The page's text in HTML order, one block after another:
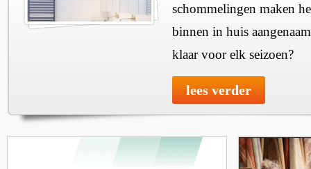
schommelingen maken
binnen in huis
klaar voor elk seizoen?
lees verder